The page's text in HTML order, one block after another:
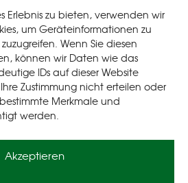
Erlebnis zu bieten, verwenden wir
um Geräteinformationen zu
Wenn Sie diesen
können wir Daten wie das
IDs auf dieser Website
Zustimmung nicht erteilen oder
Merkmale und
werden.
Akzeptieren
Legal
Policy
Policy (EU)
& Conditions